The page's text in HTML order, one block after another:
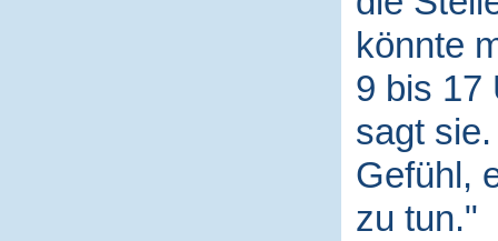
könnte
9 bis 17
sagt
Gefühl,
zu tun."